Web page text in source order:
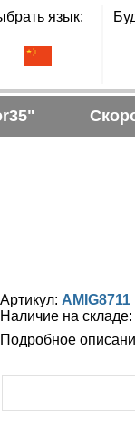
язык:
Артикул: AMIG8711
Наличие на складе:
Подробное